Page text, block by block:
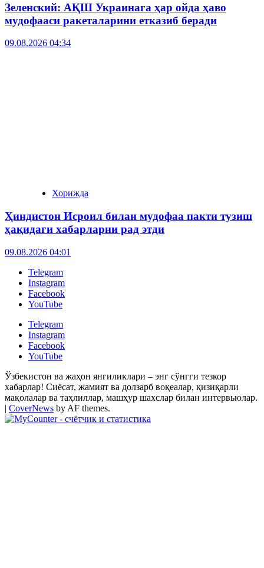
Зеленский: АҚШ Украинага ҳар ойда ҳаво
мудофааси ракеталарини етказиб беради
09.08.2026 04:34
Хорижда
Ҳиндистон Исроил билан мудофаа пакти тузиш
ҳақидаги хабарларни рад этди
09.08.2026 04:01
Telegram
Instagram
Facebook
YouTube
Telegram
Instagram
Facebook
YouTube
Ўзбекистон ва жаҳон янгиликлари – энг сўнгги тезкор
хабарлар! Сиёсат, жамият ва долзарб воқеалар, қизиқарли
мақолалар ва таҳлиллар, машҳур шахслар билан интервьюлар.
| CoverNews by AF themes.